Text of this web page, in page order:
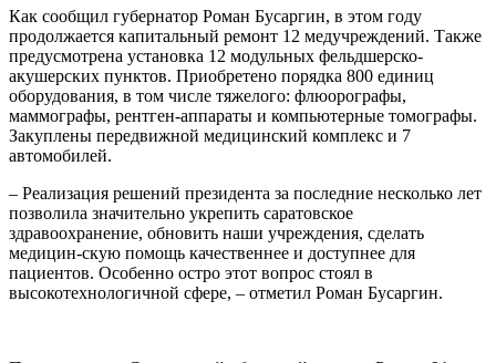
Как сообщил губернатор Роман Бусаргин, в этом году
продолжается капитальный ремонт 12 медучреждений. Также
предусмотрена установка 12 модульных фельдшерско-
акушерских пунктов. Приобретено порядка 800 единиц
оборудования, в том числе тяжелого: флюорографы,
маммографы, рентген-аппараты и компьютерные томографы.
Закуплены передвижной медицинский комплекс и 7
автомобилей.
– Реализация решений президента за последние несколько лет
позволила значительно укрепить саратовское
здравоохранение, обновить наши учреждения, сделать
медицин-скую помощь качественнее и доступнее для
пациентов. Особенно остро этот вопрос стоял в
высокотехнологичной сфере, – отметил Роман Бусаргин.